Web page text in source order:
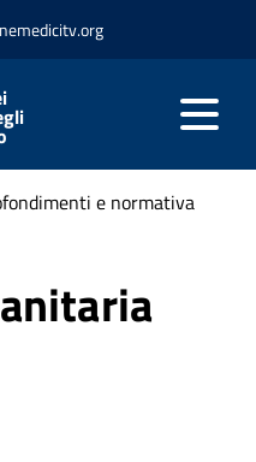
e normativa